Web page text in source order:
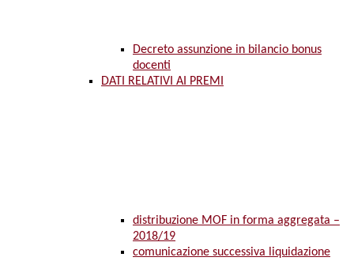
Decreto assunzione in bilancio bonus
docenti
DATI RELATIVI AI PREMI
distribuzione MOF in forma aggregata –
2018/19
comunicazione successiva liquidazione